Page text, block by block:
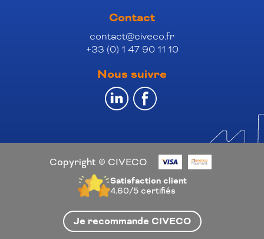
Contact
contact@civeco.fr
+33 (0) 1 47 90 11 10
Nous suivre
Copyright © CIVECO
Satisfaction client
4.60/5certifiés
Je recommande CIVECO